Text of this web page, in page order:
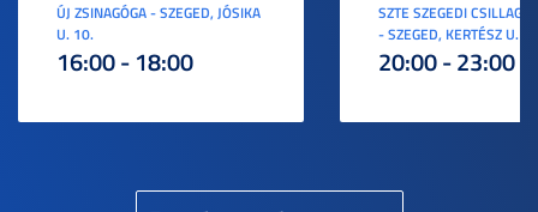
ÚJ ZSINAGÓGA - SZEGED, JÓSIKA
U. 10.
16:00 - 18:00
SZTE SZEGEDI
- SZEGED, KERTÉSZ U. 3.
20:00 - 23:00